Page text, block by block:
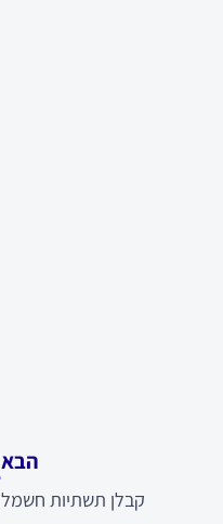
הבא
קבלן תשתיות חשמל